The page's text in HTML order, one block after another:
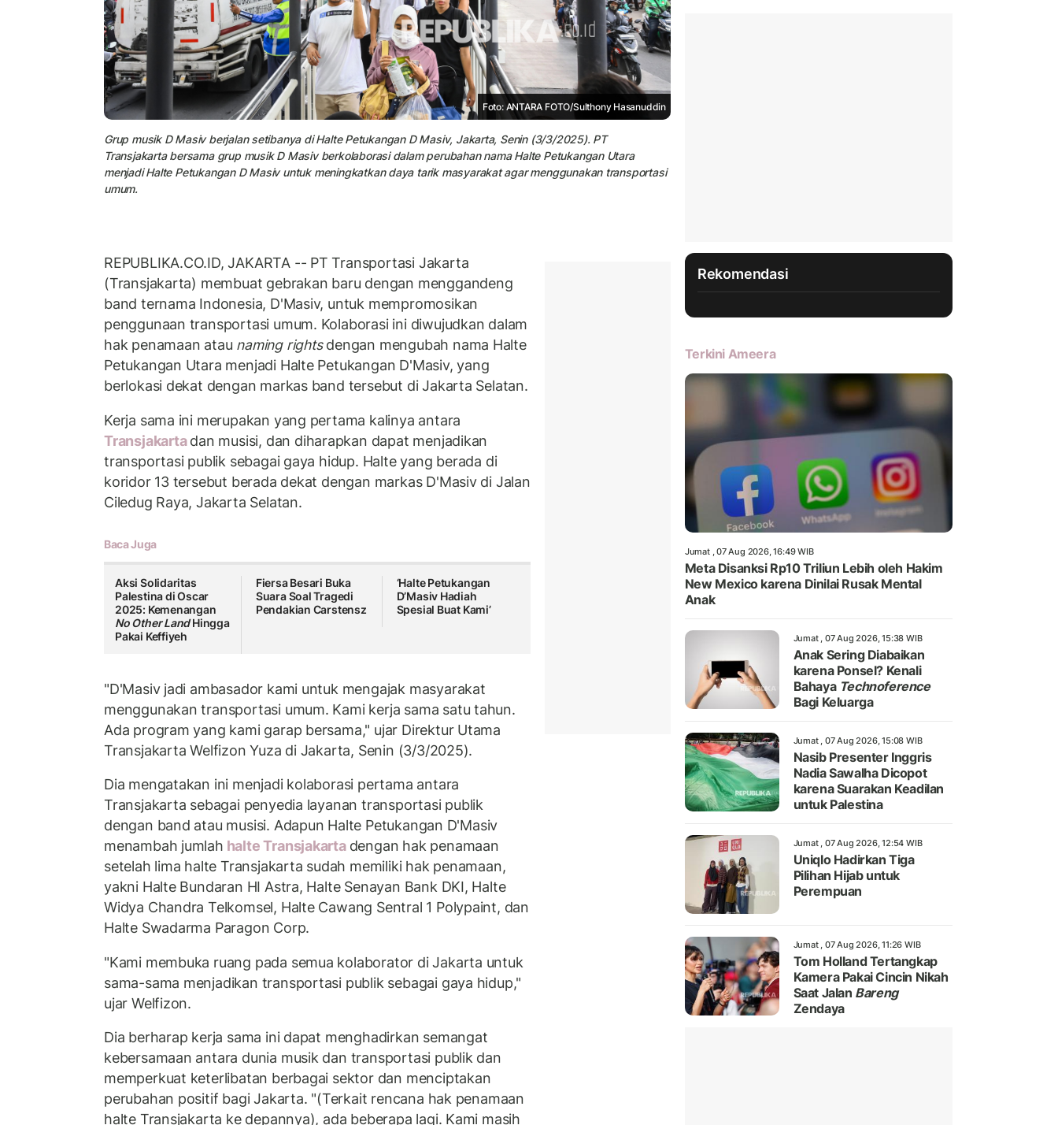
Foto: ANTARA FOTO/Sulthony Hasanuddin
Grup musik D Masiv berjalan setibanya di Halte Petukangan D Masiv, Jakarta, Senin (3/3/2025). PT
Transjakarta bersama grup musik D Masiv berkolaborasi dalam perubahan nama Halte Petukangan Utara
menjadi Halte Petukangan D Masiv untuk meningkatkan daya tarik masyarakat agar menggunakan transportasi
umum.
REPUBLIKA.CO.ID, JAKARTA -- PT Transportasi Jakarta
(Transjakarta) membuat gebrakan baru dengan menggandeng
band ternama Indonesia, D'Masiv, untuk mempromosikan
penggunaan transportasi umum. Kolaborasi ini diwujudkan dalam
hak penamaan atau naming rightsdengan mengubah nama Halte
Petukangan Utara menjadi Halte Petukangan D'Masiv, yang
berlokasi dekat dengan markas band tersebut di Jakarta Selatan.
Kerja sama ini merupakan yang pertama kalinya antara
Transjakartadan musisi, dan diharapkan dapat menjadikan
transportasi publik sebagai gaya hidup. Halte yang berada di
koridor 13 tersebut berada dekat dengan markas D'Masiv di Jalan
Ciledug Raya, Jakarta Selatan.
Baca Juga
Aksi Solidaritas
Palestina di Oscar
2025: Kemenangan
No Other LandHingga
Pakai Keffiyeh
Fiersa Besari Buka
Suara Soal Tragedi
Pendakian Carstensz
‘Halte Petukangan
D’Masiv Hadiah
Spesial Buat Kami’
"D'Masiv jadi ambasador kami untuk mengajak masyarakat
menggunakan transportasi umum. Kami kerja sama satu tahun.
Ada program yang kami garap bersama," ujar Direktur Utama
Transjakarta Welfizon Yuza di Jakarta, Senin (3/3/2025).
Dia mengatakan ini menjadi kolaborasi pertama antara
Transjakarta sebagai penyedia layanan transportasi publik
dengan band atau musisi. Adapun Halte Petukangan D'Masiv
menambah jumlah halte Transjakarta dengan hak penamaan
setelah lima halte Transjakarta sudah memiliki hak penamaan,
yakni Halte Bundaran HI Astra, Halte Senayan Bank DKI, Halte
Widya Chandra Telkomsel, Halte Cawang Sentral 1 Polypaint, dan
Halte Swadarma Paragon Corp.
"Kami membuka ruang pada semua kolaborator di Jakarta untuk
sama-sama menjadikan transportasi publik sebagai gaya hidup,"
ujar Welfizon.
Dia berharap kerja sama ini dapat menghadirkan semangat
kebersamaan antara dunia musik dan transportasi publik dan
memperkuat keterlibatan berbagai sektor dan menciptakan
perubahan positif bagi Jakarta. "(Terkait rencana hak penamaan
halte Transjakarta ke depannya), ada beberapa lagi. Kami masih
Rekomendasi
Terkini Ameera
Jumat , 07 Aug 2026, 16:49 WIB
Meta Disanksi Rp10 Triliun Lebih oleh Hakim
New Mexico karena Dinilai Rusak Mental
Anak
Jumat , 07 Aug 2026, 15:38 WIB
Anak Sering Diabaikan
karena Ponsel? Kenali
Bahaya Technoference
Bagi Keluarga
Jumat , 07 Aug 2026, 15:08 WIB
Nasib Presenter Inggris
Nadia Sawalha Dicopot
karena Suarakan Keadilan
untuk Palestina
Jumat , 07 Aug 2026, 12:54 WIB
Uniqlo Hadirkan Tiga
Pilihan Hijab untuk
Perempuan
Jumat , 07 Aug 2026, 11:26 WIB
Tom Holland Tertangkap
Kamera Pakai Cincin Nikah
Saat Jalan Bareng
Zendaya